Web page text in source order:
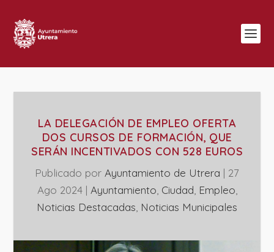
LA DELEGACIÓN DE EMPLEO OFERTA
DOS CURSOS DE FORMACIÓN, QUE
SERÁN INCENTIVADOS CON 528 EUROS
Publicado por Ayuntamiento de Utrera | 27
Ago 2024| Ayuntamiento Ciudad Empleo
Noticias Destacadas ‎Noticias Municipales